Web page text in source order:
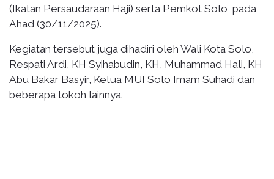
(Ikatan Persaudaraan Haji) serta Pemkot Solo, pada
Ahad (30/11/2025).
Kegiatan tersebut juga dihadiri oleh Wali Kota Solo,
Respati Ardi, KH Syihabudin, KH, Muhammad Hali, KH
Abu Bakar Basyir, Ketua MUI Solo Imam Suhadi dan
beberapa tokoh lainnya.